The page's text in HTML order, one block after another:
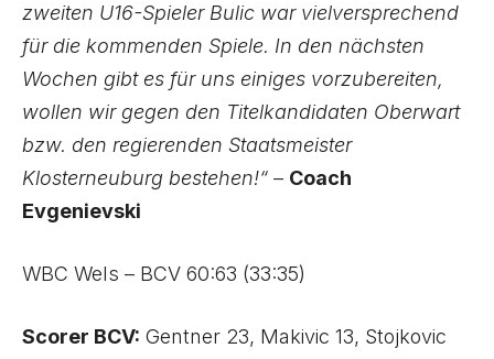
zweiten U16-Spieler Bulic war vielversprechend
für die kommenden Spiele. In den nächsten
Wochen gibt es für uns einiges vorzubereiten,
wollen wir gegen den Titelkandidaten Oberwart
bzw. den regierenden Staatsmeister
Klosterneuburg bestehen!“ – Coach
Evgenievski
WBC Wels – BCV 60:63 (33:35)
Scorer BCV: Gentner 23, Makivic 13, Stojkovic